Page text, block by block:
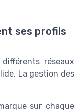
ses profils
réseaux
La gestion des
sur chaque